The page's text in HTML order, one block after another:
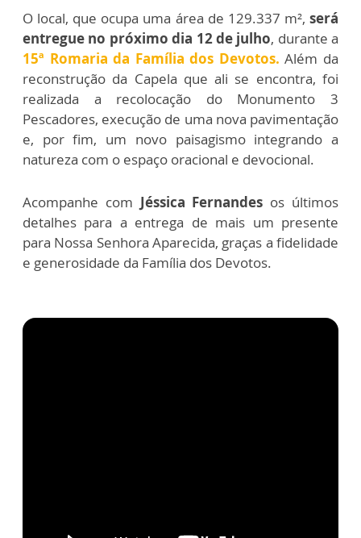
O local, que ocupa uma área de 129.337 m², será
entregue no próximo dia 12 de julho, durante a
15ª Romaria da Família dos Devotos. Além da
reconstrução da Capela que ali se encontra, foi
realizada a recolocação do Monumento 3
Pescadores, execução de uma nova pavimentação
e, por fim, um novo paisagismo integrando a
natureza com o espaço oracional e devocional.
Acompanhe com Jéssica Fernandes os últimos
detalhes para a entrega de mais um presente
para Nossa Senhora Aparecida, graças a fidelidade
e generosidade da Família dos Devotos.